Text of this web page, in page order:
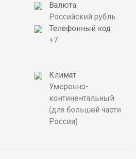
Валюта
Российский рубль
Телефонный код
+7
Климат
Умеренно-
континентальный
(для большей части
России)